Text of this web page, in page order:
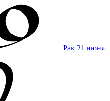
Рак 21 июня